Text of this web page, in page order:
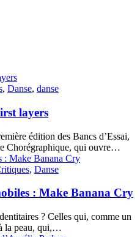
, Danse, danse
layers
édition des Bancs d’Essai,
Chorégraphique, qui ouvre…
, Danse
: Make Banana Cry
? Celles qui, comme un
la peau, qui,…